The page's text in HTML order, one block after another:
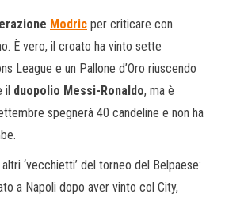
Modric per criticare con
È vero, il croato ha vinto sette
League e un Pallone d’Oro riuscendo
il duopolio Messi-Ronaldo, ma è
spegnerà 40 candeline e non ha
‘vecchietti’ del torneo del Belpaese:
a Napoli dopo aver vinto col City,